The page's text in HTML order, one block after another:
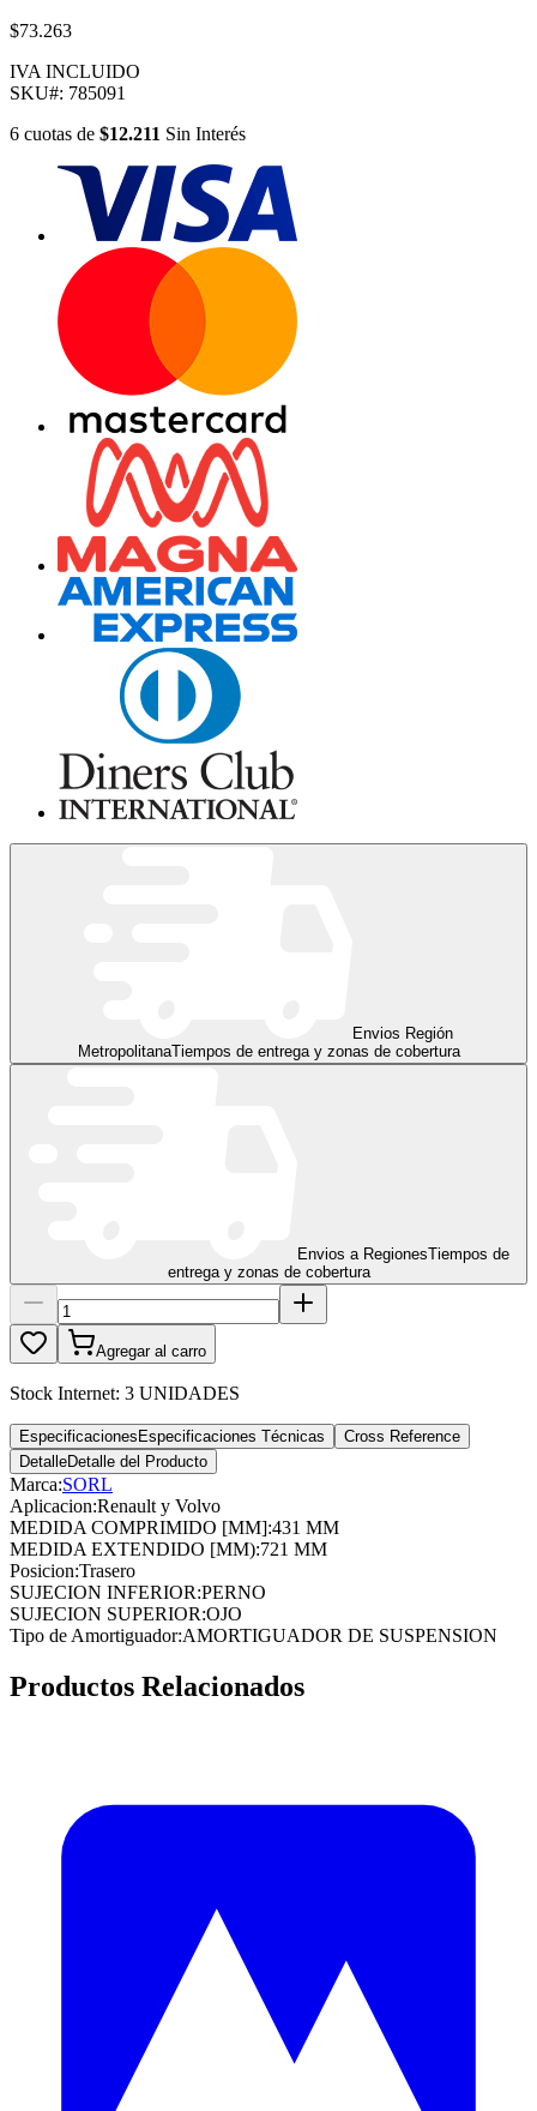
$73.263
IVA INCLUIDO
SKU#: 785091
6 cuotas de $12.211 Sin Interés
Envios Región
MetropolitanaTiempos de entrega y zonas de cobertura
Envios a RegionesTiempos de
entrega y zonas de cobertura
Agregar al carro
Stock Internet: 3 UNIDADES
Especificaciones Especificaciones Técnicas
Cross Reference
DetalleDetalle del Producto
Marca:SORL
Aplicacion:Renault y Volvo
MEDIDA COMPRIMIDO [MM]:431 MM
MEDIDA EXTENDIDO [MM):721 MM
Posicion:Trasero
SUJECION INFERIOR:PERNO
SUJECION SUPERIOR:OJO
Tipo de Amortiguador:AMORTIGUADOR DE SUSPENSION
Productos Relacionados